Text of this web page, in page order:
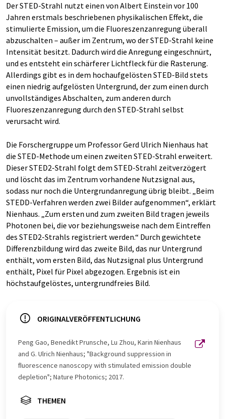
Der STED-Strahl nutzt einen von Albert Einstein vor 100
Jahren erstmals beschriebenen physikalischen Effekt, die
stimulierte Emission, um die Fluoreszenzanregung überall
abzuschalten – außer im Zentrum, wo der STED-Strahl keine
Intensität besitzt. Dadurch wird die Anregung eingeschnürt,
und es entsteht ein schärferer Lichtfleck für die Rasterung.
Allerdings gibt es in dem hochaufgelösten STED-Bild stets
einen niedrig aufgelösten Untergrund, der zum einen durch
unvollständiges Abschalten, zum anderen durch
Fluoreszenzanregung durch den STED-Strahl selbst
verursacht wird.
Die Forschergruppe um Professor Gerd Ulrich Nienhaus hat
die STED-Methode um einen zweiten STED-Strahl erweitert.
Dieser STED2-Strahl folgt dem STED-Strahl zeitverzögert
und löscht das im Zentrum vorhandene Nutzsignal aus,
sodass nur noch die Untergrundanregung übrig bleibt. „Beim
STEDD-Verfahren werden zwei Bilder aufgenommen“, erklärt
Nienhaus. „Zum ersten und zum zweiten Bild tragen jeweils
Photonen bei, die vor beziehungsweise nach dem Eintreffen
des STED2-Strahls registriert werden.“ Durch gewichtete
Differenzbildung wird das zweite Bild, das nur Untergrund
enthält, vom ersten Bild, das Nutzsignal plus Untergrund
enthält, Pixel für Pixel abgezogen. Ergebnis ist ein
höchstaufgelöstes, untergrundfreies Bild.
ORIGINALVERÖFFENTLICHUNG
Peng Gao, Benedikt Prunsche, Lu Zhou, Karin Nienhaus
and G. Ulrich Nienhaus; "Background suppression in
ﬂuorescence nanoscopy with stimulated emission double
depletion"; Nature Photonics; 2017.
THEMEN